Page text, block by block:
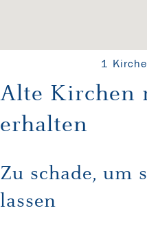
1
Alte Kirchen
erhalten
Zu schade, um
lassen